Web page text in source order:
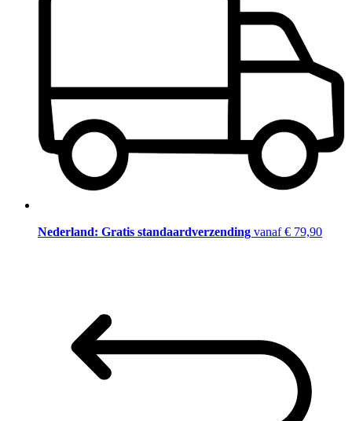
Nederland: Gratis standaardverzending vanaf € 79,90